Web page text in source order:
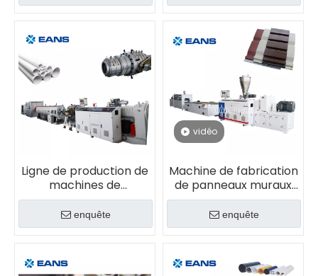
Ligne de production de
machines de
fabrication de tuyaux
en PVC
enquête
vidéo
Machine de fabrication
de panneaux muraux
de soffite en PVC
enquête